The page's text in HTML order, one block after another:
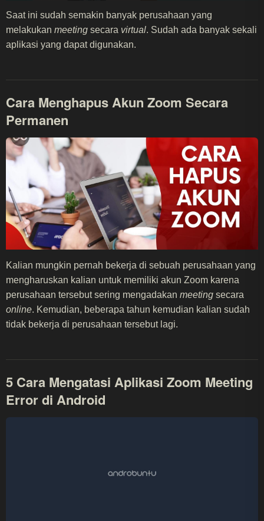
Saat ini sudah semakin banyak perusahaan yang
melakukan meeting secara virtual. Sudah ada banyak sekali
aplikasi yang dapat digunakan.
Cara Menghapus Akun Zoom Secara
Permanen
Kalian mungkin pernah bekerja di sebuah perusahaan yang
mengharuskan kalian untuk memiliki akun Zoom karena
perusahaan tersebut sering mengadakan meeting secara
online. Kemudian, beberapa tahun kemudian kalian sudah
tidak bekerja di perusahaan tersebut lagi.
5 Cara Mengatasi Aplikasi Zoom Meeting
Error di Android